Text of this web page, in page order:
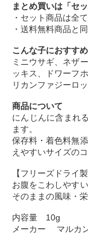
まとめ買いは「セ
・セット商品は全
・送料無料商品と
こんな子におすす
ミニウサギ、ネザ
ッキス、ドワーフ
リカンファジーロ
商品について
にんじんに含まれ
ます。
保存料・着色料無
えやすいサイズの
【フリーズドライ製
お腹をこわしやす
そのままの風味・
内容量 10g
メーカー マルカ